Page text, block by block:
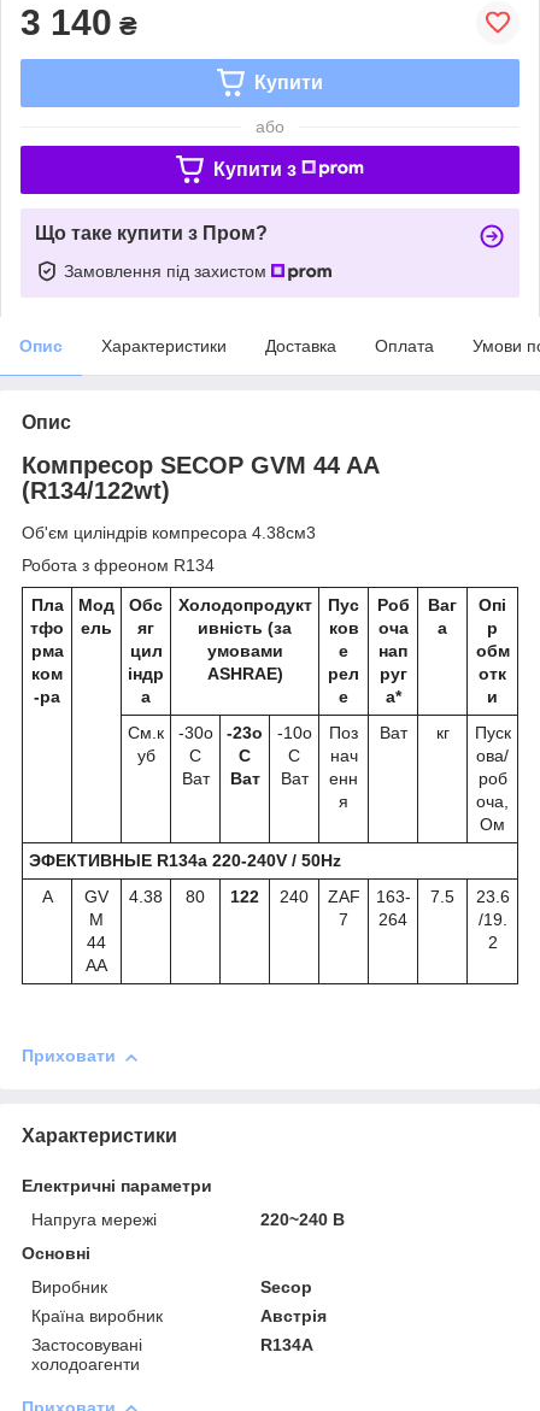
3 140 ₴
Купити
або
Купити з
Що таке купити з Пром?
Замовлення під захистом
Опис Характеристики Доставка Оплата Умови
Опис
Компресор SECOP GVM 44 AA
(R134/122wt)
Об'єм циліндрів компресора 4.38см3
Робота з фреоном R134
Пла
тфо
рма
ком
-ра
Мод
ель
Обс
яг
цил
індр
а
Холодопродукт
ивність (за
умовами
ASHRAE)
Пус
ков
е
рел
е
Роб
оча
нап
руг
а*
Ваг
а
Опі
р
обм
отк
и
См.к
уб
-30о
С
Ват
-23о
С
Ват
-10о
С
Ват
Поз
нач
енн
я
Ват кг
Пуск
ова/
роб
оча,
Ом
ЭФЕКТИВНЫЕ R134a 220-240V / 50Hz
А
GV
M
44
AA
4.38 80 122 240
ZAF
7
163-
264
7.5
23.6
/19.
2
Приховати
Характеристики
Електричні параметри
Напруга мережі
220~240 В
Основні
Виробник
Secop
Країна виробник
Австрія
Застосовувані
холодоагенти
R134A
Приховати